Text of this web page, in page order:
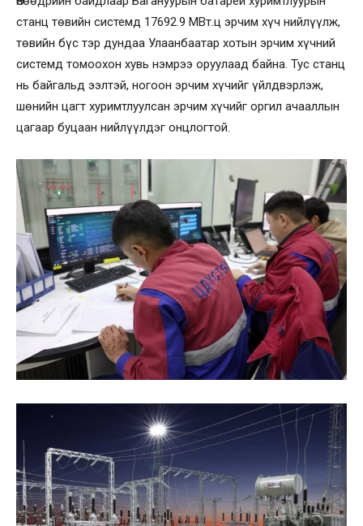
станц төвийн системд 17692.9 МВт.ц эрчим хүч нийлүүлж,
төвийн бүс тэр дундаа Улаанбаатар хотын эрчим хүчний
системд томоохон хувь нэмрээ оруулаад байна. Тус станц
нь байгальд ээлтэй, ногоон эрчим хүчийг үйлдвэрлэж,
шөнийн цагт хуримтлуулсан эрчим хүчийг оргил ачааллын
цагаар буцаан нийлүүлдэг онцлогтой.